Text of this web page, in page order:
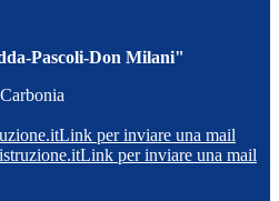
Pascoli-Don Milani"
Link per inviare una mail
Link per inviare una mail